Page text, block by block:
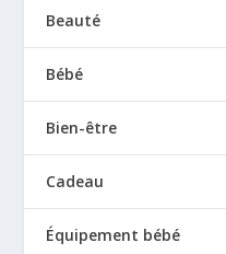
Beauté
Bébé
Bien-être
Cadeau
Équipement bébé